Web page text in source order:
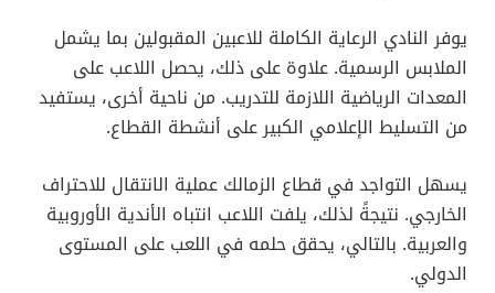
يوفر النادي الرعاية الكاملة للاعبين المقبولين بما يشمل
الملابس الرسمية. علاوة على ذلك، يحصل اللاعب على
المعدات الرياضية اللازمة للتدريب. من ناحية أخرى، يستفيد
من التسليط الإعلامي الكبير على أنشطة القطاع.
يسهل التواجد في قطاع الزمالك عملية الانتقال للاحتراف
الخارجي. نتيجةً لذلك، يلفت اللاعب انتباه الأندية الأوروبية
والعربية. بالتالي، يحقق حلمه في اللعب على المستوى
الدولي.